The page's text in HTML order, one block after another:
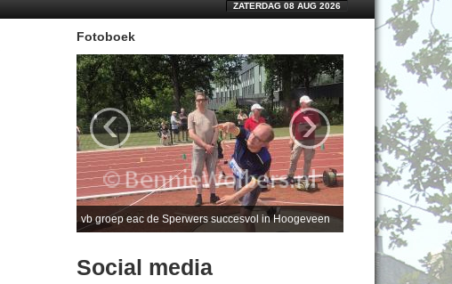
ZATERDAG 08 AUG 2026
Fotoboek
vb groep eac de Sperwers succesvol in Hoogeveen
‹ ›
Social media